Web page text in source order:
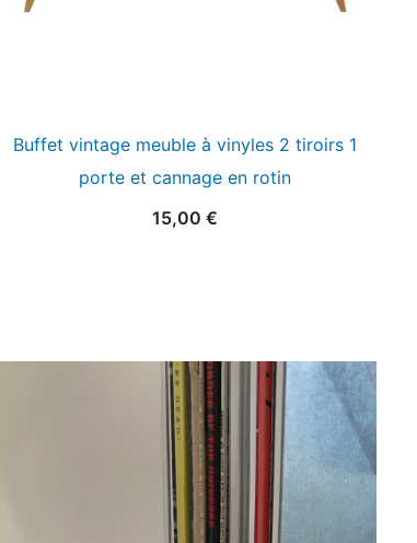
Buffet vintage meuble à vinyles 2 tiroirs 1
porte et cannage en rotin
15,00 €